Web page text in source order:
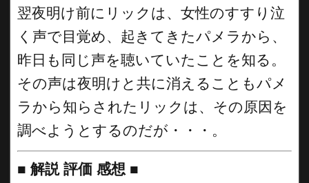
翌夜明け前にリックは、女性のすすり泣
く声で目覚め、起きてきたパメラから、
昨日も同じ声を聴いていたことを知る。
その声は夜明けと共に消えることもパメ
ラから知らされたリックは、その原因を
調べようとするのだが・・・。
■ 解説 評価 感想 ■